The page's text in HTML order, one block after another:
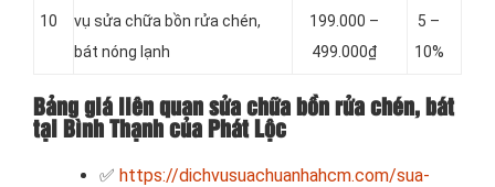
10
vụ sửa chữa bồn rửa chén,
bát nóng lạnh
199.000 –
499.000₫
5 –
10%
Bảng giá liên quan sửa chữa bồn rửa chén, bát
tại Bình Thạnh của Phát Lộc
✅ https://dichvusuachuanhahcm.com/sua-